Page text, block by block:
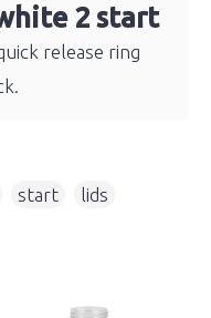
2 start
release ring
start lids